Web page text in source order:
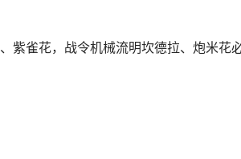
紫雀花，战令机械流明坎德拉、炮米花